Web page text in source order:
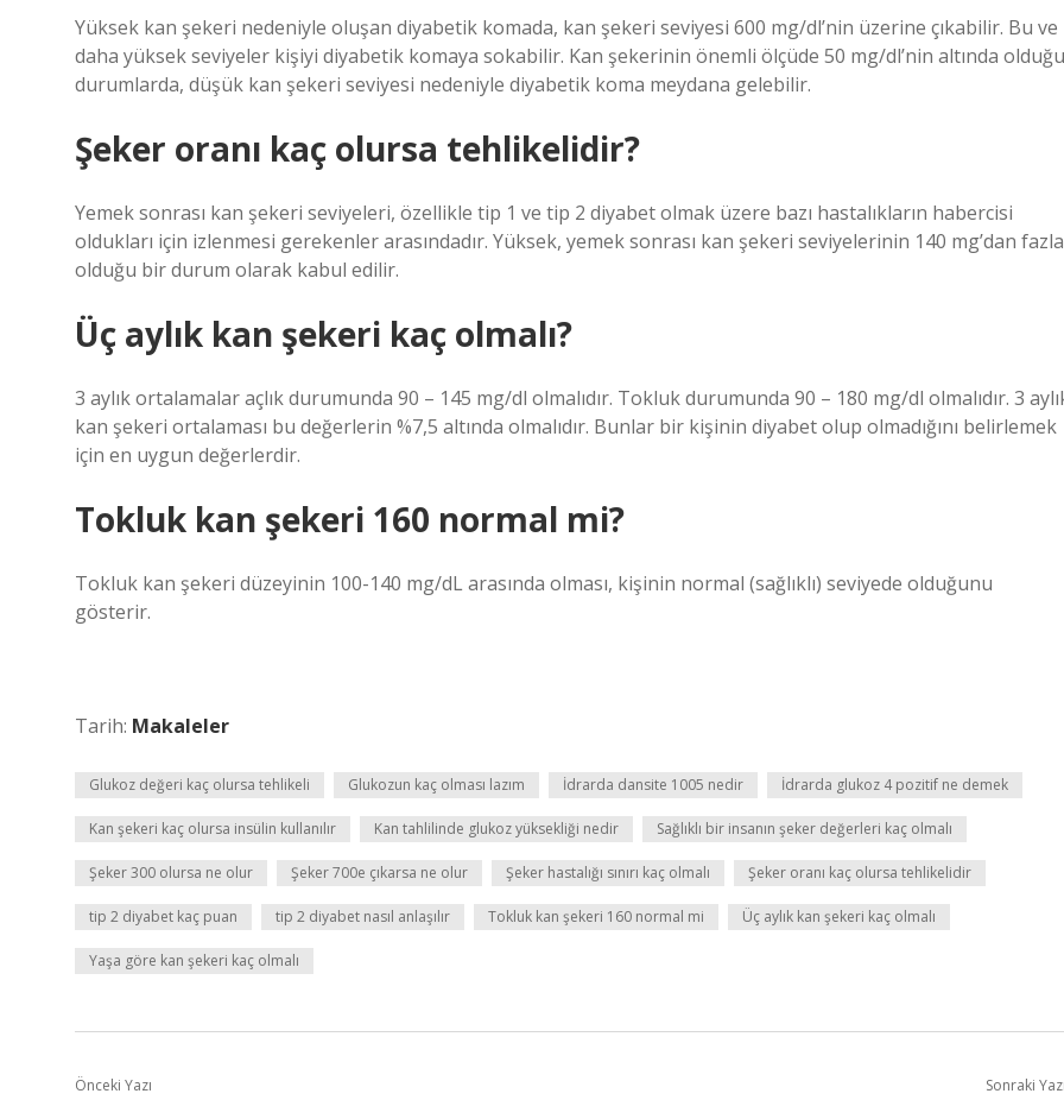
Yüksek kan şekeri nedeniyle oluşan diyabetik komada, kan şekeri seviyesi 600 mg/dl’nin üzerine çıkabilir. Bu ve
daha yüksek seviyeler kişiyi diyabetik komaya sokabilir. Kan şekerinin önemli ölçüde 50 mg/dl’nin altında olduğu
durumlarda, düşük kan şekeri seviyesi nedeniyle diyabetik koma meydana gelebilir.
Şeker oranı kaç olursa tehlikelidir?
Yemek sonrası kan şekeri seviyeleri, özellikle tip 1 ve tip 2 diyabet olmak üzere bazı hastalıkların habercisi
oldukları için izlenmesi gerekenler arasındadır. Yüksek, yemek sonrası kan şekeri seviyelerinin 140 mg’dan fazla
olduğu bir durum olarak kabul edilir.
Üç aylık kan şekeri kaç olmalı?
3 aylık ortalamalar açlık durumunda 90 – 145 mg/dl olmalıdır. Tokluk durumunda 90 – 180 mg/dl olmalıdır. 3
kan şekeri ortalaması bu değerlerin %7,5 altında olmalıdır. Bunlar bir kişinin diyabet olup olmadığını belirlemek
için en uygun değerlerdir.
Tokluk kan şekeri 160 normal mi?
Tokluk kan şekeri düzeyinin 100-140 mg/dL arasında olması, kişinin normal (sağlıklı) seviyede olduğunu
gösterir.
Tarih: Makaleler
Glukoz değeri kaç olursa tehlikeli Glukozun kaç olması lazım İdrarda dansite 1005 nedir İdrarda glukoz 4 pozitif ne demek
Kan şekeri kaç olursa insülin kullanılır Kan tahlilinde glukoz yüksekliği nedir Sağlıklı bir insanın şeker değerleri kaç olmalı
Şeker 300 olursa ne olur Şeker 700e çıkarsa ne olur Şeker hastalığı sınırı kaç olmalı Şeker oranı kaç olursa tehlikelidir
tip 2 diyabet kaç puan tip 2 diyabet nasıl anlaşılır Tokluk kan şekeri 160 normal mi Üç aylık kan şekeri kaç olmalı
Yaşa göre kan şekeri kaç olmalı
Önceki Yazı Sonraki